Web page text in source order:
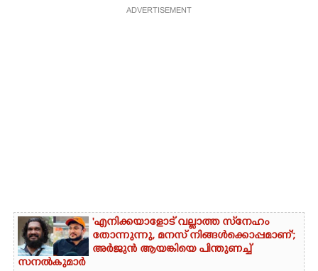
ADVERTISEMENT
'എനിക്കയാളോട് വല്ലാത്ത സ്‌നേഹം
തോന്നുന്നു, മനസ് നിങ്ങൾക്കൊപ്പമാണ്';
അർജുൻ ആയങ്കിയെ പിന്തുണച്ച്
സനൽകുമാർ